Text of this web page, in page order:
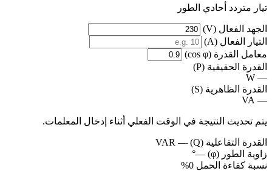
تيار متردد أحادي الطور
الجهد الفعال (V)
التيار الفعال (A)
معامل القدرة (cos φ)
القدرة الحقيقية (P)
—
W
القدرة الظاهرية (S)
—
VA
يتم تحديث النتيجة في الوقت الفعلي أثناء إدخال المعلمات.
القدرة التفاعلية (Q) —
زاوية الطور (φ)
—
°
نسبة كفاءة الحمل 0%